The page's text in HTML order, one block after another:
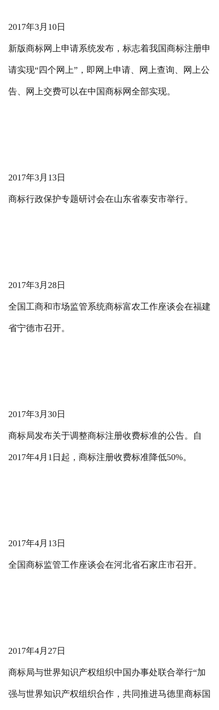
2017年3月10日
新版商标网上申请系统发布，标志着我国商标注册申
请实现“四个网上”，即网上申请、网上查询、网上公
告、网上交费可以在中国商标网全部实现。
2017年3月13日
商标行政保护专题研讨会在山东省泰安市举行。
2017年3月28日
全国工商和市场监管系统商标富农工作座谈会在福建
省宁德市召开。
2017年3月30日
商标局发布关于调整商标注册收费标准的公告。自
2017年4月1日起，商标注册收费标准降低50%。
2017年4月13日
全国商标监管工作座谈会在河北省石家庄市召开。
2017年4月27日
商标局与世界知识产权组织中国办事处联合举行“加
强与世界知识产权组织合作，共同推进马德里商标国